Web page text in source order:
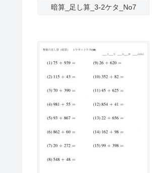
暗算_足し算_3-2ケタ_No7